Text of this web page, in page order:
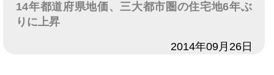
14年都道府県地価、三大都市圏の住宅地6年ぶ
りに上昇
2014年09月26日